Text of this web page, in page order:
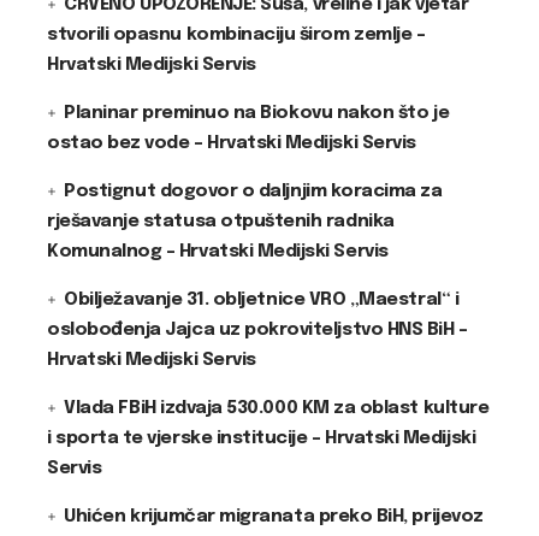
CRVENO UPOZORENJE: Suša, vreline i jak vjetar
stvorili opasnu kombinaciju širom zemlje –
Hrvatski Medijski Servis
Planinar preminuo na Biokovu nakon što je
ostao bez vode – Hrvatski Medijski Servis
Postignut dogovor o daljnjim koracima za
rješavanje statusa otpuštenih radnika
Komunalnog – Hrvatski Medijski Servis
Obilježavanje 31. obljetnice VRO „Maestral“ i
oslobođenja Jajca uz pokroviteljstvo HNS BiH –
Hrvatski Medijski Servis
Vlada FBiH izdvaja 530.000 KM za oblast kulture
i sporta te vjerske institucije – Hrvatski Medijski
Servis
Uhićen krijumčar migranata preko BiH, prijevoz